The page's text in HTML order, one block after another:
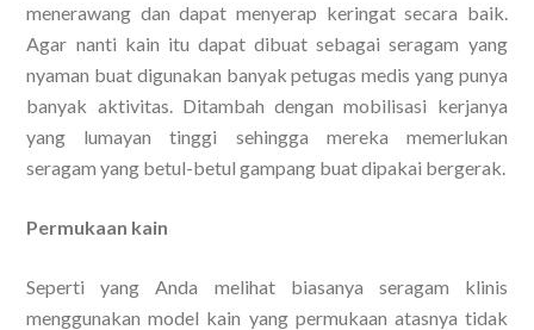
menerawang dan dapat menyerap keringat secara baik.
Agar nanti kain itu dapat dibuat sebagai seragam yang
nyaman buat digunakan banyak petugas medis yang punya
banyak aktivitas. Ditambah dengan mobilisasi kerjanya
yang lumayan tinggi sehingga mereka memerlukan
seragam yang betul-betul gampang buat dipakai bergerak.
Permukaan kain
Seperti yang Anda melihat biasanya seragam klinis
menggunakan model kain yang permukaan atasnya tidak